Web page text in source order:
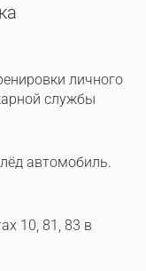
личного
службы
автомобиль.
10, 81, 83 в